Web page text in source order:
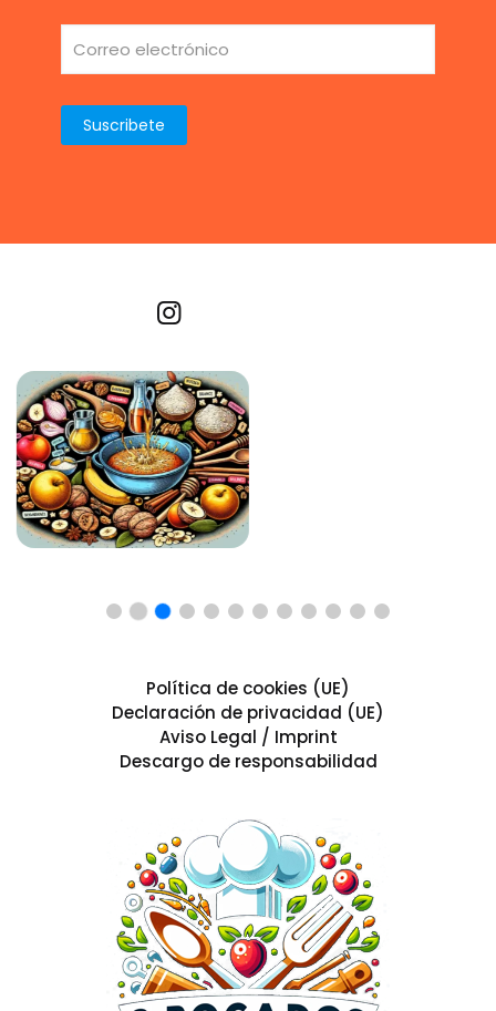
Política de cookies (UE)
Declaración de privacidad (UE)
Aviso Legal / Imprint
Descargo de responsabilidad